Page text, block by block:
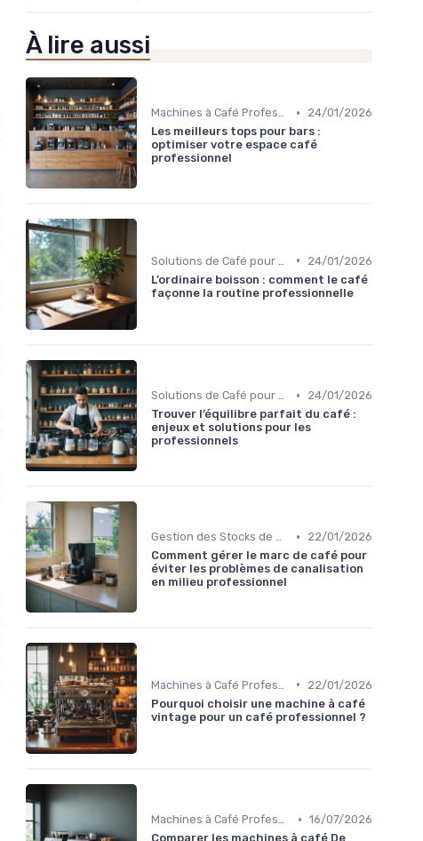
À lire aussi
Machines à Café Professionnelles •
24/01/2026
Les meilleurs tops pour bars :
optimiser votre espace café
professionnel
•
24/01/2026
L’ordinaire boisson : comment le café
façonne la routine professionnelle
Solutions de Café pour Entreprises •
24/01/2026
Trouver l’équilibre parfait du café :
enjeux et solutions pour les
professionnels
Gestion des Stocks de Café •
22/01/2026
Comment gérer le marc de café pour
éviter les problèmes de canalisation
en milieu professionnel
•
22/01/2026
Pourquoi choisir une machine à café
vintage pour un café professionnel ?
Machines à Café Professionnelles • 16/07/2026
Comparer les machines à café De